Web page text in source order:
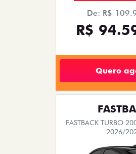
De: R$
R$
Quero
FASTBACK TURBO
2026/